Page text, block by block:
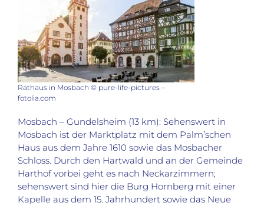
Rathaus in Mosbach © pure-life-pictures –
fotolia.com
Mosbach – Gundelsheim (13 km): Sehenswert in
Mosbach ist der Marktplatz mit dem Palm’schen
Haus aus dem Jahre 1610 sowie das Mosbacher
Schloss. Durch den Hartwald und an der Gemeinde
Harthof vorbei geht es nach Neckarzimmern;
sehenswert sind hier die Burg Hornberg mit einer
Kapelle aus dem 15. Jahrhundert sowie das Neue